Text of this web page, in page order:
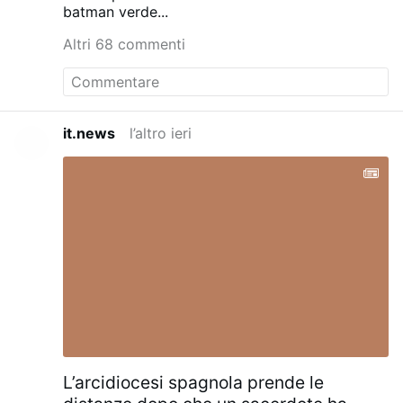
batman verde...
Altri 68 commenti
it.news l’altro ieri
L’arcidiocesi spagnola prende le